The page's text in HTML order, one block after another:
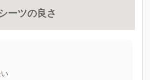
ーツの良さ